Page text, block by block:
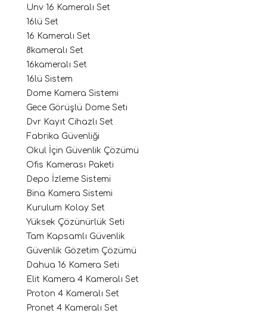
Unv 16 Kameralı Set
16lü Set
16 Kameralı Set
8kameralı Set
16kameralı Set
16lü Sistem
Dome Kamera Sistemi
Gece Görüşlü Dome Seti
Dvr Kayıt Cihazlı Set
Fabrika Güvenliği
Okul İçin Güvenlik Çözümü
Ofis Kamerası Paketi
Depo İzleme Sistemi
Bina Kamera Sistemi
Kurulum Kolay Set
Yüksek Çözünürlük Seti
Tam Kapsamlı Güvenlik
Güvenlik Gözetim Çözümü
Dahua 16 Kamera Seti
Elit Kamera 4 Kameralı Set
Proton 4 Kameralı Set
Pronet 4 Kameralı Set